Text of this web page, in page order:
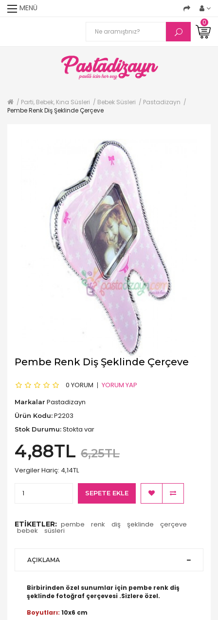
MENÜ
0
Parti, Bebek, Kına Süsleri Bebek Süsleri
Pastadizayn
Pembe Renk Diş Şeklinde Çerçeve
Pembe Renk Diş Şeklinde Çerçeve
0 YORUM YORUM YAP
Markalar Pastadizayn
Ürün Kodu:P2203
Stok Durumu:Stokta var
4,88TL 6,25TL
Vergiler Hariç: 4,14TL
SEPETE EKLE
ETIKETLER: pembe renk diş şeklinde çerçeve
bebek süsleri
AÇIKLAMA
Birbirinden özel sunumlar için pembe renk diş
şeklinde fotoğraf çerçevesi .Sizlere özel.
Boyutları: 10x6 cm